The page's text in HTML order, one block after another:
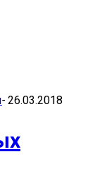
- 26.03.2018